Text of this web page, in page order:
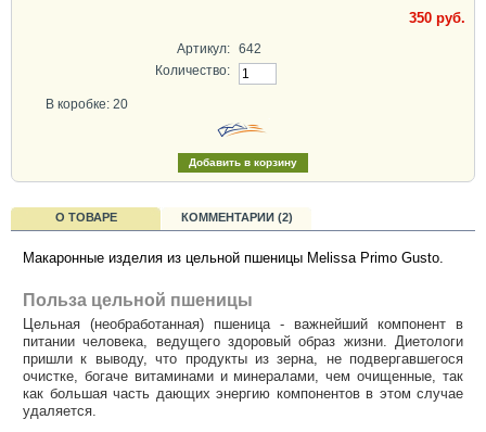
350 руб.
Артикул: 642
Количество:
В коробке: 20
О ТОВАРЕ КОММЕНТАРИИ (2)
Макаронные изделия из цельной пшеницы Melissa Primo Gusto.
Польза цельной пшеницы
Цельная (необработанная) пшеница - важнейший компонент в
питании человека, ведущего здоровый образ жизни. Диетологи
пришли к выводу, что продукты из зерна, не подвергавшегося
очистке, богаче витаминами и минералами, чем очищенные, так
как большая часть дающих энергию компонентов в этом случае
удаляется.